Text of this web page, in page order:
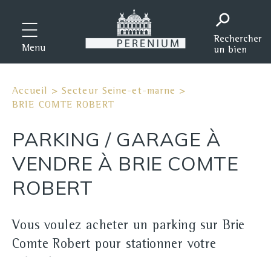
Menu
Accueil >Secteur Seine-et-marne >
BRIE COMTE ROBERT
PARKING / GARAGE À
VENDRE À BRIE COMTE
ROBERT
Vous voulez acheter un parking sur Brie
Comte Robert pour stationner votre